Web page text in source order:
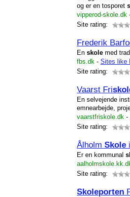
og er en tosporet
vipperod-skole.dk
Site rating:
Frederik
En skole med
fbs.dk - Sites like
Site rating:
Vaarst Fri
En selvejende
emnearbejde,
vaarstfriskole.dk -
Site rating:
Ålholm Skole
Er en kommunal
Site rating:
Skoleporten